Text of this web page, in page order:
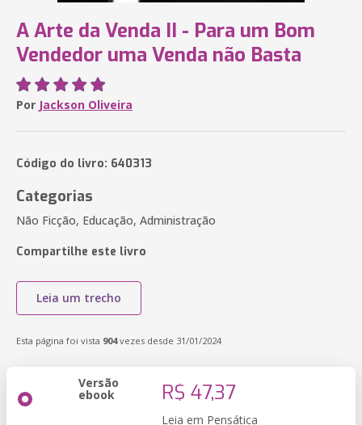
A Arte da Venda II - Para um Bom
Vendedor uma Venda não Basta
Por Jackson Oliveira
Código do livro: 640313
Categorias
Não Ficção, Educação, Administração
Compartilhe este livro
Leia um trecho
Esta página foi vista 904vezes desde 31/01/2024
Versão
ebook R$ 47,37
Leia em Pensática